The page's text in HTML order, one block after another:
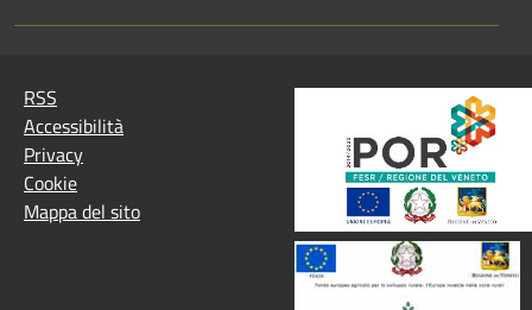
RSS
Accessibilità
Privacy
Cookie
Mappa del sito